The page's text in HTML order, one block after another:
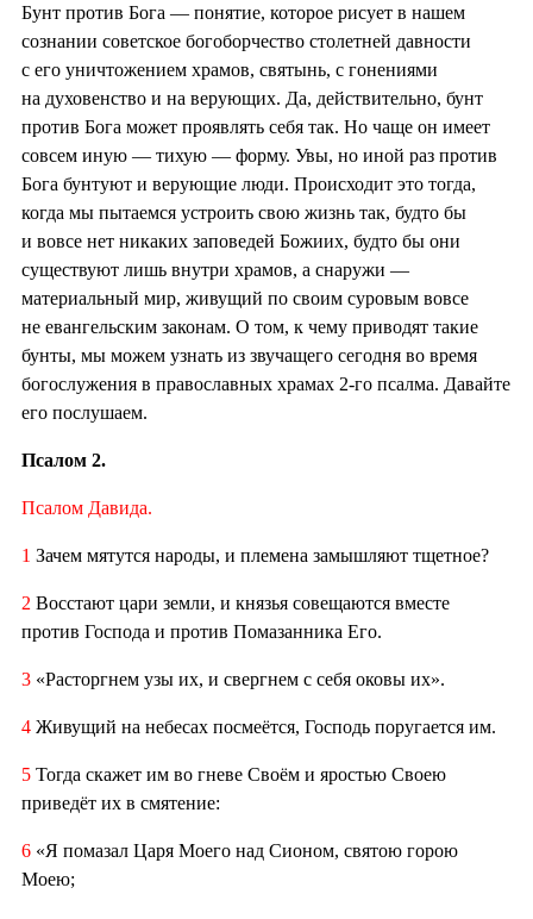
Бунт против Бога — понятие, которое рисует в нашем
сознании советское богоборчество столетней давности
с его уничтожением храмов, святынь, с гонениями
на духовенство и на верующих. Да, действительно, бунт
против Бога может проявлять себя так. Но чаще он имеет
совсем иную — тихую — форму. Увы, но иной раз против
Бога бунтуют и верующие люди. Происходит это тогда,
когда мы пытаемся устроить свою жизнь так, будто бы
и вовсе нет никаких заповедей Божиих, будто бы они
существуют лишь внутри храмов, а снаружи —
материальный мир, живущий по своим суровым вовсе
не евангельским законам. О том, к чему приводят такие
бунты, мы можем узнать из звучащего сегодня во время
богослужения в православных храмах 2-го псалма. Давайте
его послушаем.
Псалом 2.
Псалом Давида.
1 Зачем мятутся народы, и племена замышляют тщетное?
2 Восстают цари земли, и князья совещаются вместе
против Господа и против Помазанника Его.
3 «Расторгнем узы их, и свергнем с себя оковы их».
4 Живущий на небесах посмеётся, Господь поругается им.
5 Тогда скажет им во гневе Своём и яростью Своею
приведёт их в смятение:
6 «Я помазал Царя Моего над Сионом, святою горою
Моею;